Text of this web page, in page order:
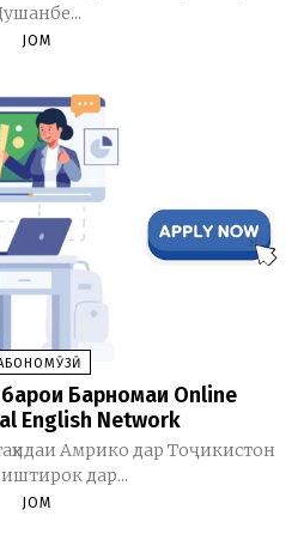
JOM
Барномаи Online
English Network
Амрико дар Тоҷикистон
дар...
JOM